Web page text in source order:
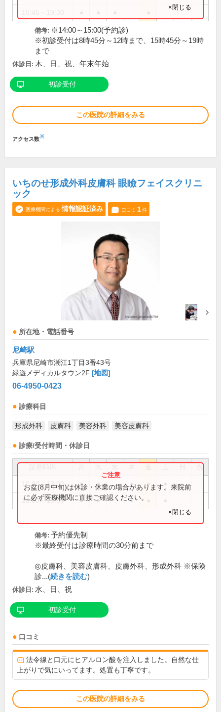
×閉じる
備考: ※14:00～15:00(予約診)
※初診受付は8時45分～12時まで、15時45分～19時
まで
休診日: 木、日、祝、年末年始
初診受付
この医院の詳細をみる
アクセス数※
いちのせ形成外科皮膚科 眼瞼フェイスクリニ
ック
医療機関による 情報認証済み 口コミ 1件
所在地・電話番号
尼崎駅
兵庫県尼崎市潮江1丁目3番43号
緑遊メディカルタウン2F [地図]
06-4950-0423
診療科目
形成外科 皮膚科 美容外科 美容皮膚科
診療/受付時間・休診日
祝
10:00～13:00 ● ● ● ●
16:00～19:00 ● ● ●
お盆(8月中旬)は休診・休業の場合があります。来院前
に必ず医療機関に直接ご確認ください。
×閉じる
備考: 予約優先制
※最終受付は診療時間の30分前まで
◎皮膚科、美容皮膚科、皮膚外科、形成外科 ※保険
診...(続きを読む)
休診日: 水、日、祝
初診受付
口コミ
法令線と口元にヒアルロン酸を注入しました。自然な仕
上がりで気にいってます。処置も丁寧です。
この医院の詳細をみる